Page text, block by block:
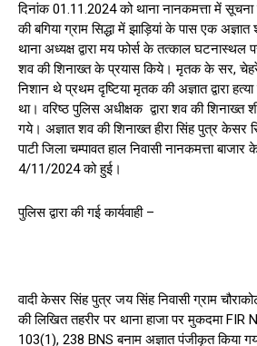
दिनांक 01.11.2024 को थाना नानकमत्ता में सूचना
की बगिया ग्राम सिद्धा में झाड़ियां के पास एक
थाना अध्यक्ष द्वारा मय फोर्स के तत्काल
शव की शिनाख्त के प्रयास किये। मृतक के सर,
निशान थे प्रथम दृष्टिया मृतक की अज्ञात द्वारा हत्या
था। वरिष्ठ पुलिस अधीक्षक द्वारा शव की
गये। अज्ञात शव की शिनाख्त हीरा सिंह पुत्र केसर
पाटी जिला चम्पावत हाल निवासी नानकमत्ता
4/11/2024 को हुई।
पुलिस द्वारा की गई कार्यवाही –
वादी केसर सिंह पुत्र जय सिंह निवासी ग्राम
की लिखित तहरीर पर थाना हाजा पर मुकदमा FIR
103(1), 238 BNS बनाम अज्ञात पंजीकृत किया